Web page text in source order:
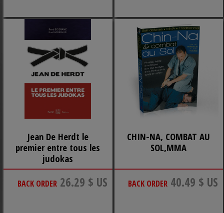
Jean De Herdt le
premier entre tous les
judokas
BACK ORDER 26.29 $ US
CHIN-NA, COMBAT AU
SOL,MMA
BACK ORDER 40.49 $ US